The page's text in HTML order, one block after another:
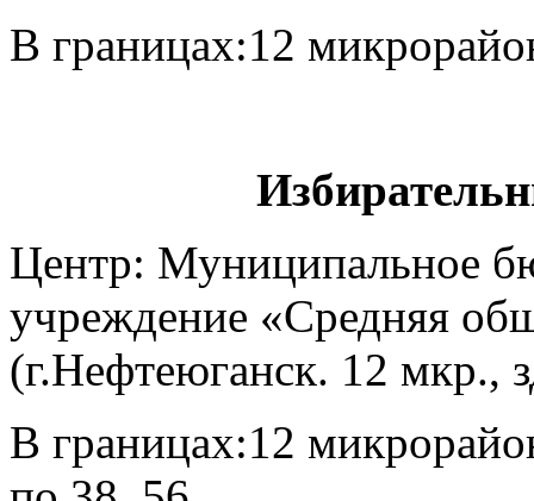
В границах:12
Центр: Муниципальное
учреждение «Средняя
(г.Нефтеюганск. 12 мкр.,
В границах:12